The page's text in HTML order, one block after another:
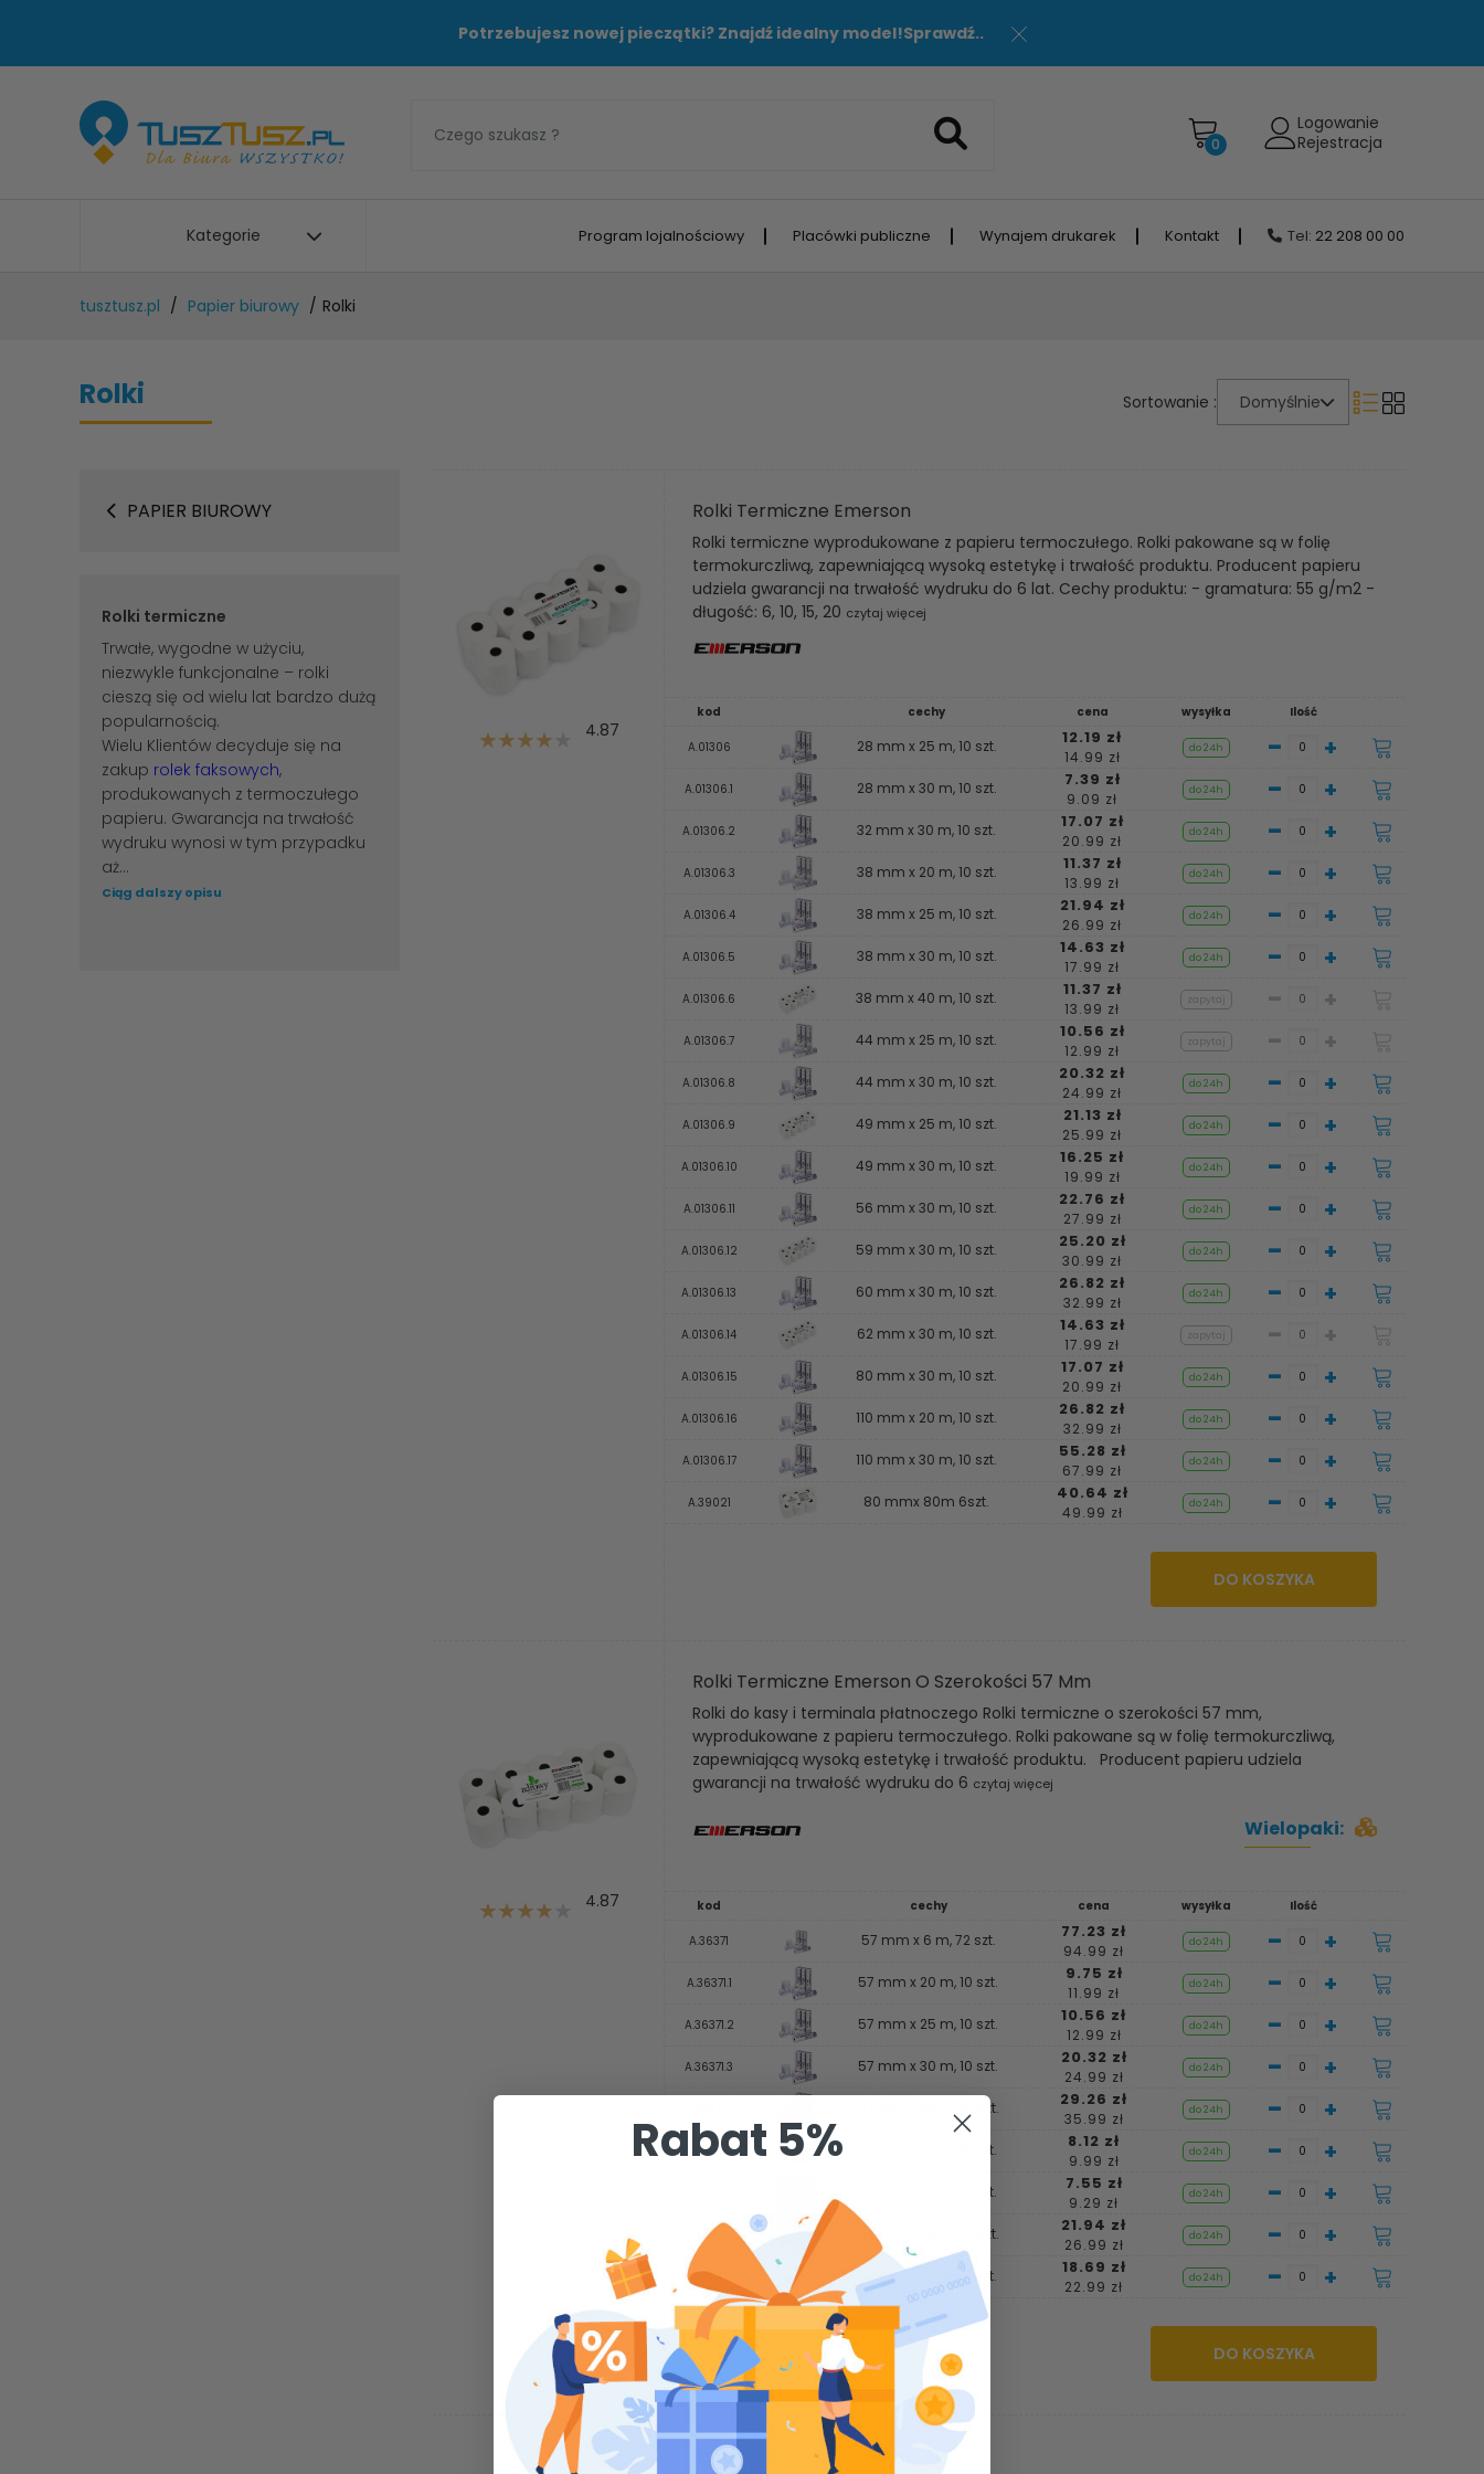
Potrzebujesz nowej pieczątki? Znajdź idealny model!Sprawdź..
0
Logowanie
Rejestracja
Kategorie Program lojalnościowy Placówki publiczne Wynajem drukarek Kontakt Tel: 22 208 00 00
tusztusz.pl Papier biurowy Rolki
Rolki Sortowanie : Domyślnie
PAPIER BIUROWY
Rolki termiczne
Trwałe, wygodne w użyciu,
niezwykle funkcjonalne – rolki
cieszą się od wielu lat bardzo dużą
popularnością.
Wielu Klientów decyduje się na
zakup rolek faksowych,
produkowanych z termoczułego
papieru. Gwarancja na trwałość
wydruku wynosi w tym przypadku
aż...
Ciąg dalszy opisu
4.87
Rolki Termiczne Emerson
Rolki termiczne wyprodukowane z papieru termoczułego. Rolki pakowane są w folię
termokurczliwą, zapewniającą wysoką estetykę i trwałość produktu. Producent papieru
udziela gwarancji na trwałość wydruku do 6 lat. Cechy produktu: - gramatura: 55 g/m2 -
długość: 6, 10, 15, 20 czytaj więcej
kod cechy cena wysyłka Ilość
A.01306 28 mm x 25 m, 10 szt. 12.19 zł
14.99 zł do 24h - +
A.01306.1 28 mm x 30 m, 10 szt. 7.39 zł
9.09 zł do 24h - +
A.01306.2 32 mm x 30 m, 10 szt. 17.07 zł
20.99 zł do 24h - +
A.01306.3 38 mm x 20 m, 10 szt. 11.37 zł
13.99 zł do 24h - +
A.01306.4 38 mm x 25 m, 10 szt. 21.94 zł
26.99 zł do 24h - +
A.01306.5 38 mm x 30 m, 10 szt. 14.63 zł
17.99 zł do 24h - +
A.01306.6 38 mm x 40 m, 10 szt. 11.37 zł
13.99 zł zapytaj - +
A.01306.7 44 mm x 25 m, 10 szt. 10.56 zł
12.99 zł zapytaj - +
A.01306.8 44 mm x 30 m, 10 szt. 20.32 zł
24.99 zł do 24h - +
A.01306.9 49 mm x 25 m, 10 szt. 21.13 zł
25.99 zł do 24h - +
A.01306.10 49 mm x 30 m, 10 szt. 16.25 zł
19.99 zł do 24h - +
A.01306.11 56 mm x 30 m, 10 szt. 22.76 zł
27.99 zł do 24h - +
A.01306.12 59 mm x 30 m, 10 szt. 25.20 zł
30.99 zł do 24h - +
A.01306.13 60 mm x 30 m, 10 szt. 26.82 zł
32.99 zł do 24h - +
A.01306.14 62 mm x 30 m, 10 szt. 14.63 zł
17.99 zł zapytaj - +
A.01306.15 80 mm x 30 m, 10 szt. 17.07 zł
20.99 zł do 24h - +
A.01306.16 110 mm x 20 m, 10 szt. 26.82 zł
32.99 zł do 24h - +
A.01306.17 110 mm x 30 m, 10 szt. 55.28 zł
67.99 zł do 24h - +
A.39021 80 mmx 80m 6szt. 40.64 zł
49.99 zł do 24h - +
DO KOSZYKA
4.87
Rolki Termiczne Emerson O Szerokości 57 Mm
Rolki do kasy i terminala płatnoczego Rolki termiczne o szerokości 57 mm,
wyprodukowane z papieru termoczułego. Rolki pakowane są w folię termokurczliwą,
zapewniającą wysoką estetykę i trwałość produktu. Producent papieru udziela
gwarancji na trwałość wydruku do 6 czytaj więcej
Wielopaki:
kod cechy cena wysyłka Ilość
A.36371 57 mm x 6 m, 72 szt. 77.23 zł
94.99 zł do 24h - +
A.36371.1 57 mm x 20 m, 10 szt. 9.75 zł
11.99 zł do 24h - +
A.36371.2 57 mm x 25 m, 10 szt. 10.56 zł
12.99 zł do 24h - +
A.36371.3 57 mm x 30 m, 10 szt. 20.32 zł
24.99 zł do 24h - +
57 mm x 40 m, 10 szt. 29.26 zł
35.99 zł do 24h - +
A.36371.6 57 mm x 10 m, 10 szt. 8.12 zł
9.99 zł do 24h - +
57 mm x 15 m, 10 szt. 7.55 zł
9.29 zł do 24h - +
A.36371.8 57 mm x 100 m, 6 szt. 21.94 zł
26.99 zł do 24h - +
A.36371.10 57 mm x 60 m, 8 szt. 18.69 zł
22.99 zł do 24h - +
DO KOSZYKA
Rolki Offsetowe Emerson
Rabat 5%